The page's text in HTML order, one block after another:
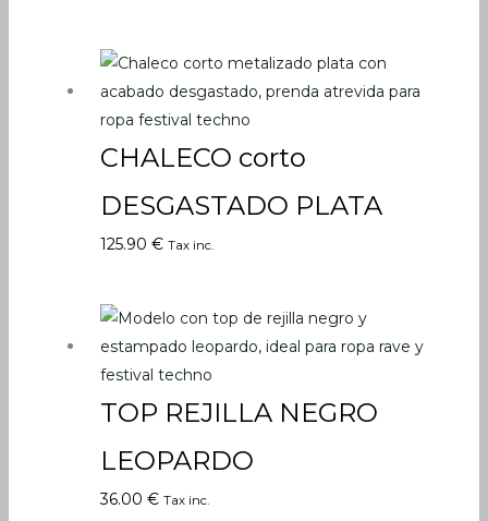
CHALECO corto
DESGASTADO PLATA
125.90 € Tax inc.
TOP REJILLA NEGRO
LEOPARDO
36.00 € Tax inc.